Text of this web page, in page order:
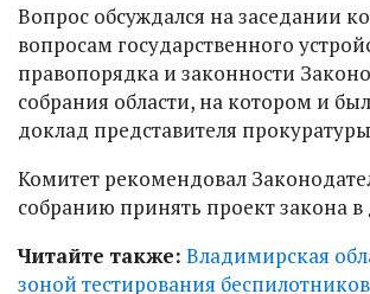
Вопрос обсуждался на заседании
вопросам государственного
правопорядка и законности
собрания области, на котором и
доклад представителя
Комитет рекомендовал
собранию принять проект закона в
Читайте также: Владимирская
зоной тестирования